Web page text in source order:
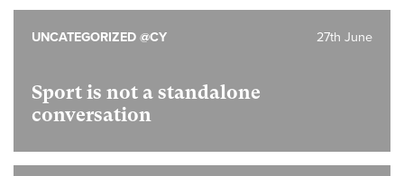
Sport is not a standalone
conversation
27th June
UNCATEGORIZED @CY